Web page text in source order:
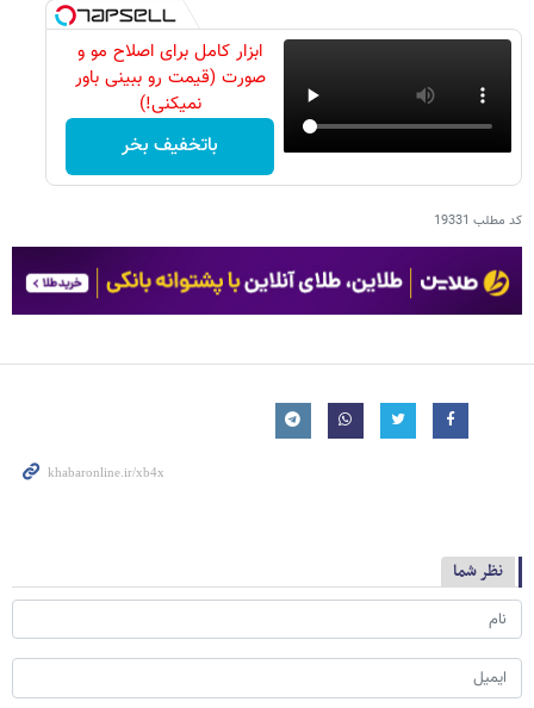
ابزار کامل برای اصلاح مو و
صورت (قیمت رو ببینی باور
نمیکنی!)
باتخفیف بخر
کد مطلب 19331
نظر شما